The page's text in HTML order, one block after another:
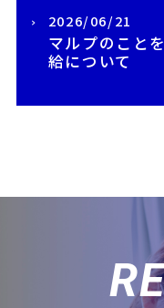
2026/06/21
マルプのこと
給について